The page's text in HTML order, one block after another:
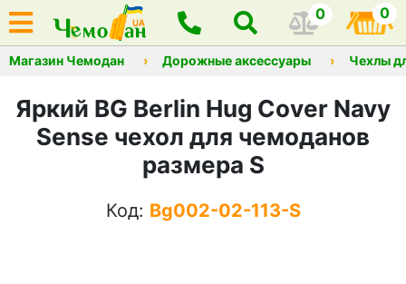
0 0
Магазин Чемодан Дорожные аксессуары Чехлы
Яркий BG Berlin Hug Cover Navy
Sense чехол для чемоданов
размера S
Код: Bg002-02-113-S